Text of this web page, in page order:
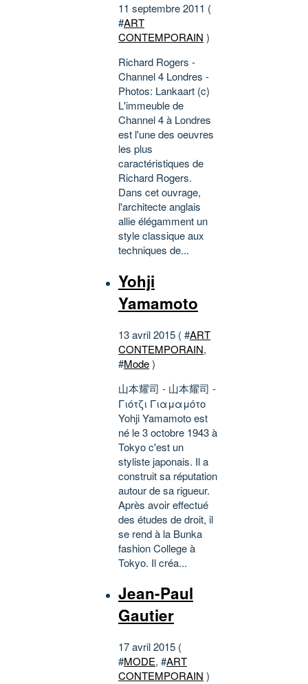
11 septembre 2011 (
#ART
CONTEMPORAIN )
Richard Rogers -
Channel 4 Londres -
Photos: Lankaart (c)
L'immeuble de
Channel 4 à Londres
est l'une des oeuvres
les plus
caractéristiques de
Richard Rogers.
Dans cet ouvrage,
l'architecte anglais
allie élégamment un
style classique aux
techniques de...
Yohji
Yamamoto
13 avril 2015 ( #ART
CONTEMPORAIN,
#Mode)
山本耀司 - 山本耀司 -
Γιότζι Γιαμαμότο
Yohji Yamamoto est
né le 3 octobre 1943 à
Tokyo c'est un
styliste japonais. Il a
construit sa réputation
autour de sa rigueur.
Après avoir effectué
des études de droit, il
se rend à la Bunka
fashion College à
Tokyo. Il créa...
Jean-Paul
Gautier
17 avril 2015 (
#MODE, #ART
CONTEMPORAIN )